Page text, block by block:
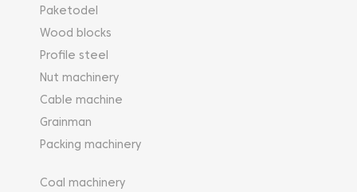
Paketodel
Wood blocks
Profile steel
Nut machinery
Cable machine
Grainman
Packing machinery
Coal machinery